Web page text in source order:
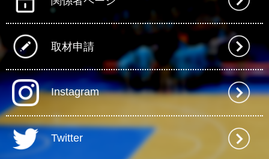
取材申請
Instagram
Twitter